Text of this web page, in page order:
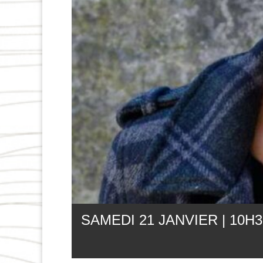
SAMEDI 21 JANVIER | 10H